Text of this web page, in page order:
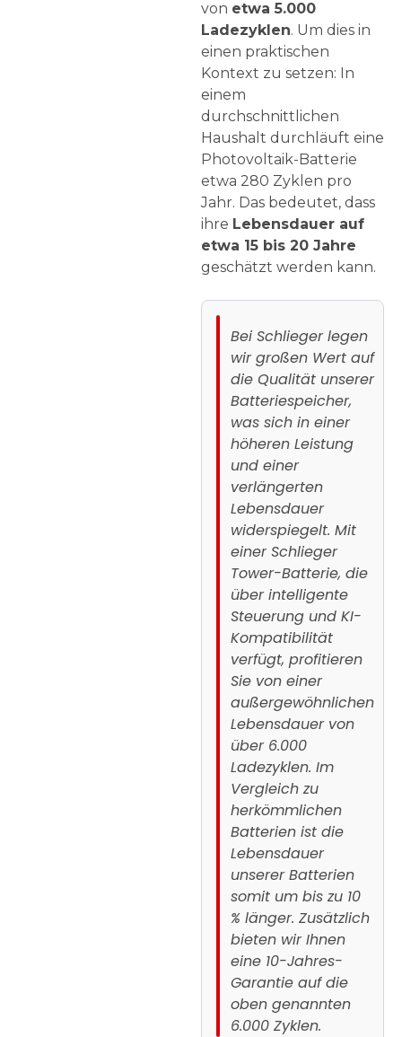
von etwa 5.000
Ladezyklen. Um dies in
einen praktischen
Kontext zu setzen: In
einem
durchschnittlichen
Haushalt durchläuft eine
Photovoltaik-Batterie
etwa 280 Zyklen pro
Jahr. Das bedeutet, dass
ihre Lebensdauer auf
etwa 15 bis 20 Jahre
geschätzt werden kann.
Bei Schlieger legen
wir großen Wert auf
die Qualität unserer
Batteriespeicher,
was sich in einer
höheren Leistung
und einer
verlängerten
Lebensdauer
widerspiegelt. Mit
einer Schlieger
Tower-Batterie, die
über intelligente
Steuerung und KI-
Kompatibilität
verfügt, profitieren
Sie von einer
außergewöhnlichen
Lebensdauer von
über 6.000
Ladezyklen. Im
Vergleich zu
herkömmlichen
Batterien ist die
Lebensdauer
unserer Batterien
somit um bis zu 10
% länger. Zusätzlich
bieten wir Ihnen
eine 10-Jahres-
Garantie auf die
oben genannten
6.000 Zyklen.